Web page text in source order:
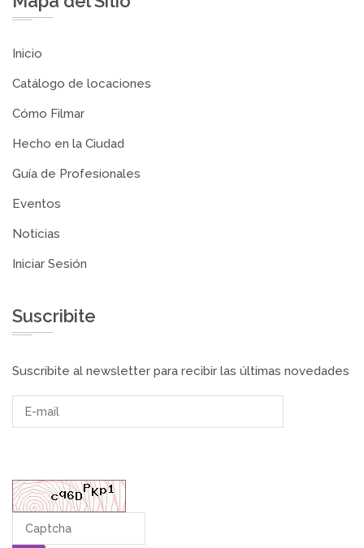
Inicio
Catálogo de locaciones
Cómo Filmar
Hecho en la Ciudad
Guía de Profesionales
Eventos
Noticias
Iniciar Sesión
Suscribite
Suscribite al newsletter para recibir las últimas novedades